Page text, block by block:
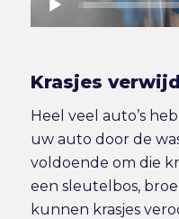
Krasjes
Heel veel auto’s
uw auto door de
voldoende om die
een sleutelbos,
kunnen krasjes